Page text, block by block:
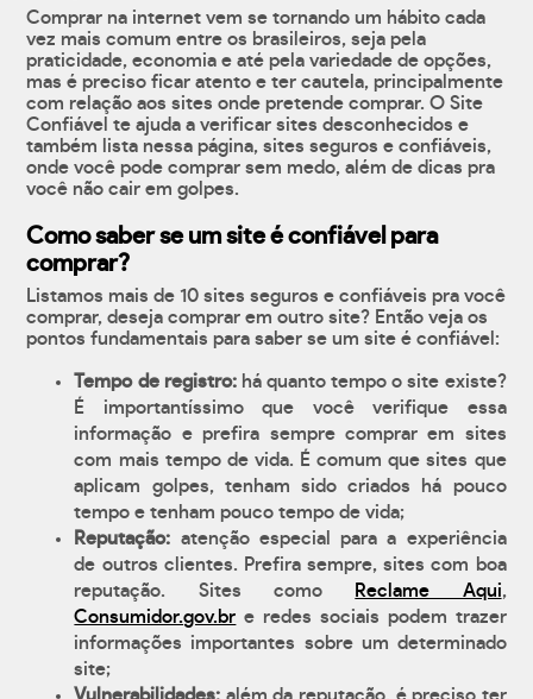
Comprar na internet vem se tornando um hábito cada
vez mais comum entre os brasileiros, seja pela
praticidade, economia e até pela variedade de opções,
mas é preciso ficar atento e ter cautela, principalmente
com relação aos sites onde pretende comprar. O Site
Confiável te ajuda a verificar sites desconhecidos e
também lista nessa página, sites seguros e confiáveis,
onde você pode comprar sem medo, além de dicas pra
você não cair em golpes.
Como saber se um site é confiável para
comprar?
Listamos mais de 10 sites seguros e confiáveis pra você
comprar, deseja comprar em outro site? Então veja os
pontos fundamentais para saber se um site é confiável:
Tempo de registro:há quanto tempo o site existe?
É importantíssimo que você verifique essa
informação e prefira sempre comprar em sites
com mais tempo de vida. É comum que sites que
aplicam golpes, tenham sido criados há pouco
tempo e tenham pouco tempo de vida;
Reputação: atenção especial para a experiência
de outros clientes. Prefira sempre, sites com boa
reputação. Sites como
Reclame Aqui,
Consumidor.gov.br e redes sociais podem trazer
informações importantes sobre um determinado
site;